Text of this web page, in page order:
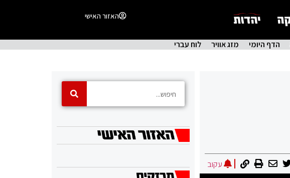
האזור האישי
הדף היומי מזג אוויר
לוח עברי
עקוב